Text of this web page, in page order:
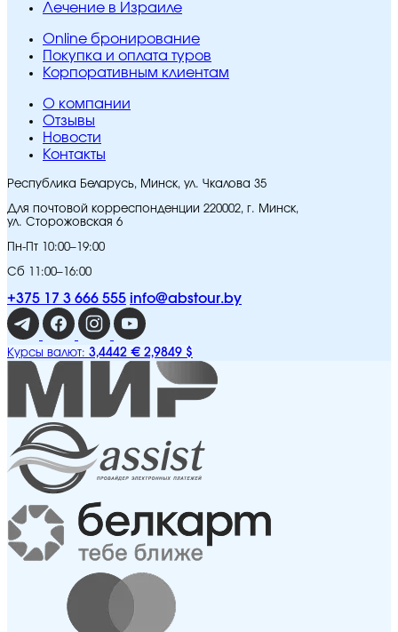
Лечение в Израиле
Online бронирование
Покупка и оплата туров
Корпоративным клиентам
O компании
Отзывы
Новости
Контакты
Республика Беларусь, Минск, ул. Чкалова 35
Для почтовой корреспонденции 220002, г. Минск,
ул. Сторожовская 6
Пн-Пт 10:00–19:00
Сб 11:00–16:00
+375 17 3 666 555 info@abstour.by
Курсы валют: 3,4442 € 2,9849 $